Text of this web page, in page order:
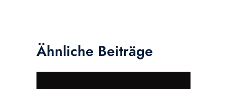
Ähnliche Beiträge